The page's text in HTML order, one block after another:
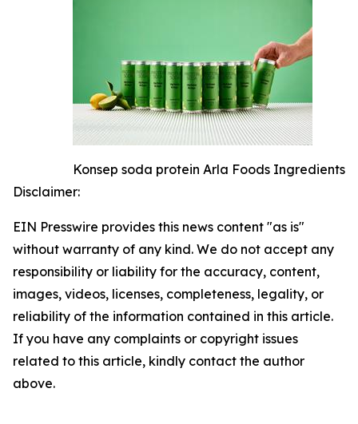
Konsep soda protein Arla Foods Ingredients
Disclaimer:
EIN Presswire provides this news content "as is"
without warranty of any kind. We do not accept any
responsibility or liability for the accuracy, content,
images, videos, licenses, completeness, legality, or
reliability of the information contained in this article.
If you have any complaints or copyright issues
related to this article, kindly contact the author
above.